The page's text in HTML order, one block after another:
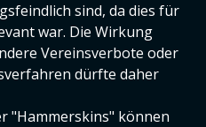
sind, da dies für
war. Die Wirkung
Vereinsverbote oder
dürfte daher
"Hammerskins" können